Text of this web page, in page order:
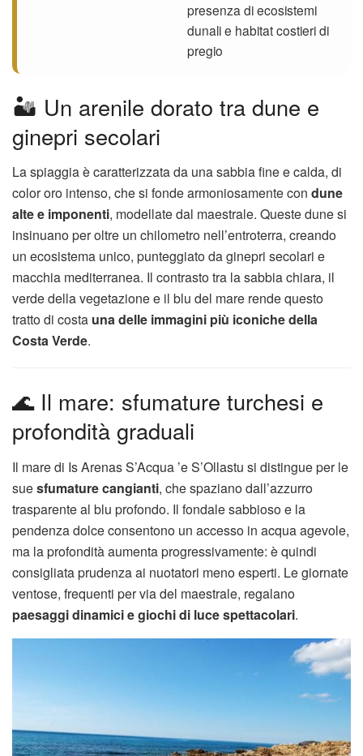
presenza di ecosistemi
dunali e habitat costieri di
pregio
🏜️ Un arenile dorato tra dune e
ginepri secolari
La spiaggia è caratterizzata da una sabbia fine e calda, di
color oro intenso, che si fonde armoniosamente con dune
alte e imponenti, modellate dal maestrale. Queste dune si
insinuano per oltre un chilometro nell’entroterra, creando
un ecosistema unico, punteggiato da ginepri secolari e
macchia mediterranea. Il contrasto tra la sabbia chiara, il
verde della vegetazione e il blu del mare rende questo
tratto di costa una delle immagini più iconiche della
Costa Verde.
🌊 Il mare: sfumature turchesi e
profondità graduali
Il mare di Is Arenas S’Acqua ’e S’Ollastu si distingue per le
suesfumature cangianti, che spaziano dall’azzurro
trasparente al blu profondo. Il fondale sabbioso e la
pendenza dolce consentono un accesso in acqua agevole,
ma la profondità aumenta progressivamente: è quindi
consigliata prudenza ai nuotatori meno esperti. Le giornate
ventose, frequenti per via del maestrale, regalano
paesaggi dinamici e giochi di luce spettacolari.